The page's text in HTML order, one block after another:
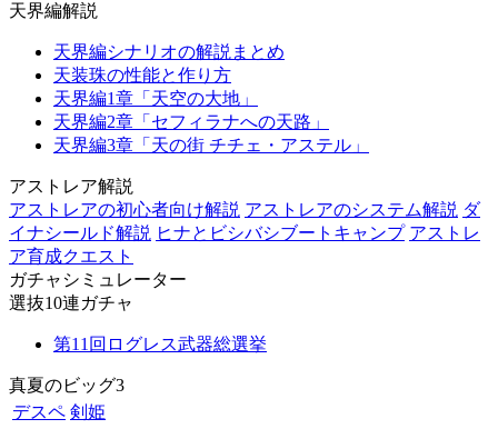
天界編解説
天界編シナリオの解説まとめ
天装珠の性能と作り方
天界編1章「天空の大地」
天界編2章「セフィラナへの天路」
天界編3章「天の街 チチェ・アステル」
アストレア解説
アストレアの初心者向け解説 アストレアのシステム解説 ダ
イナシールド解説 ヒナとビシバシブートキャンプ アストレ
ア育成クエスト
ガチャシミュレーター
選抜10連ガチャ
第11回ログレス武器総選挙
真夏のビッグ3
デスペ 剣姫